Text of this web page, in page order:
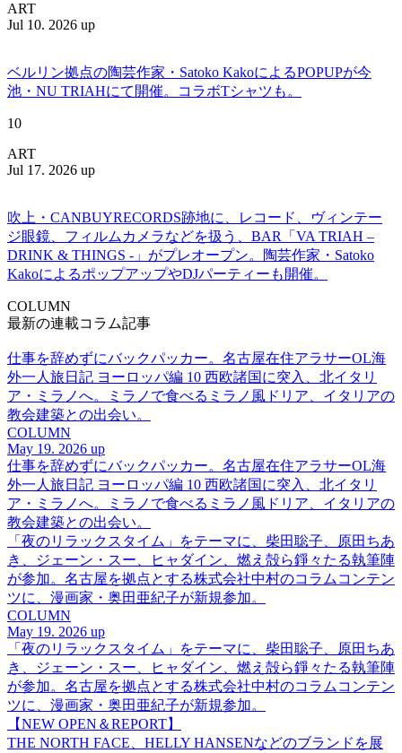
ART
Jul 10. 2026 up
ベルリン拠点の陶芸作家・Satoko KakoによるPOPUPが今
池・NU TRIAHにて開催。コラボTシャツも。
10
ART
Jul 17. 2026 up
吹上・CANBUYRECORDS跡地に、レコード、ヴィンテー
ジ眼鏡、フィルムカメラなどを扱う、BAR「VA TRIAH –
DRINK & THINGS -」がプレオープン。陶芸作家・Satoko
KakoによるポップアップやDJパーティーも開催。
COLUMN
最新の連載コラム記事
仕事を辞めずにバックパッカー。名古屋在住アラサーOL海
外一人旅日記 ヨーロッパ編 10 西欧諸国に突入、北イタリ
ア・ミラノへ。ミラノで食べるミラノ風ドリア、イタリアの
教会建築との出会い。
COLUMN
May 19. 2026 up
仕事を辞めずにバックパッカー。名古屋在住アラサーOL海
外一人旅日記 ヨーロッパ編 10 西欧諸国に突入、北イタリ
ア・ミラノへ。ミラノで食べるミラノ風ドリア、イタリアの
教会建築との出会い。
「夜のリラックスタイム」をテーマに、柴田聡子、原田ちあ
き、ジェーン・スー、ヒャダイン、燃え殻ら錚々たる執筆陣
が参加。名古屋を拠点とする株式会社中村のコラムコンテン
ツに、漫画家・奥田亜紀子が新規参加。
COLUMN
May 19. 2026 up
「夜のリラックスタイム」をテーマに、柴田聡子、原田ちあ
き、ジェーン・スー、ヒャダイン、燃え殻ら錚々たる執筆陣
が参加。名古屋を拠点とする株式会社中村のコラムコンテン
ツに、漫画家・奥田亜紀子が新規参加。
【NEW OPEN＆REPORT】
THE NORTH FACE、HELLY HANSENなどのブランドを展